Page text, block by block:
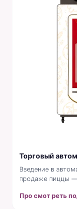
Торговый
Введение в
продаже пиццы —
Про смот реть